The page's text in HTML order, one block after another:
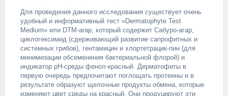
Для проведения данного исследования существует очень
удобный и информативный тест «Dermatophyte Test
Medium» или DTM-arap, который содержит Сабуро-агар,
циклогексимид (сдерживающий развитие сапрофитных и
системных грибов), гентамицин и хлортетрацик-пин (для
минимизации обсеменения бактериальной флорой) и
индикатор рН-среды фенол-красный. Дерматофиты в
первую очередь предпочитают поглощать протеины и в
результате образуют щелочные продукты обмена, которые
изменяют цвет среды на красный. Они продуцируют эти